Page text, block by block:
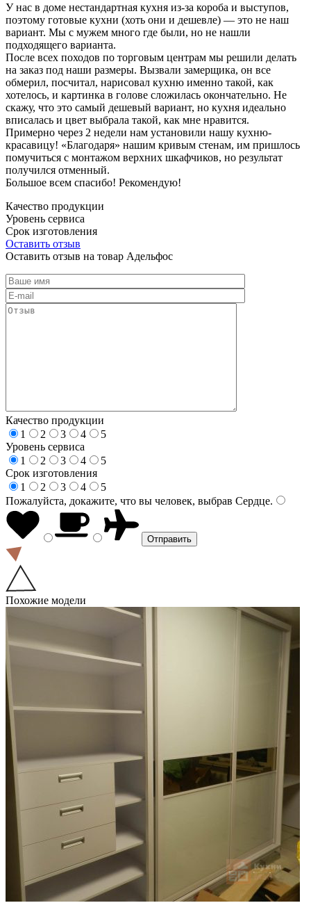
У нас в доме нестандартная кухня из-за короба и выступов,
поэтому готовые кухни (хоть они и дешевле) — это не наш
вариант. Мы с мужем много где были, но не нашли
подходящего варианта.
После всех походов по торговым центрам мы решили делать
на заказ под наши размеры. Вызвали замерщика, он все
обмерил, посчитал, нарисовал кухню именно такой, как
хотелось, и картинка в голове сложилась окончательно. Не
скажу, что это самый дешевый вариант, но кухня идеально
вписалась и цвет выбрала такой, как мне нравится.
Примерно через 2 недели нам установили нашу кухню-
красавицу! «Благодаря» нашим кривым стенам, им пришлось
помучиться с монтажом верхних шкафчиков, но результат
получился отменный.
Большое всем спасибо! Рекомендую!
Качество продукции
Уровень сервиса
Срок изготовления
Оставить отзыв
Оставить отзыв на товар Адельфос
Качество продукции
1
2 3 4
5
Уровень сервиса
1
2 3 4
5
Срок изготовления
1
2 3 4
5
Пожалуйста, докажите, что вы человек, выбрав Сердце.
Похожие модели